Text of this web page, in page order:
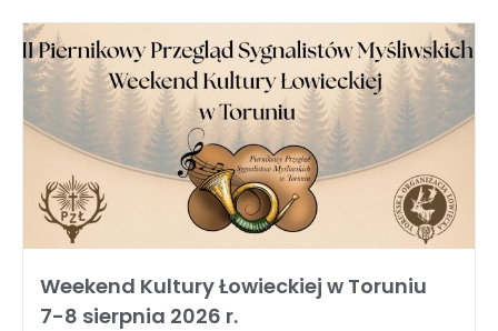
Weekend Kultury Łowieckiej w Toruniu
7-8 sierpnia 2026 r.